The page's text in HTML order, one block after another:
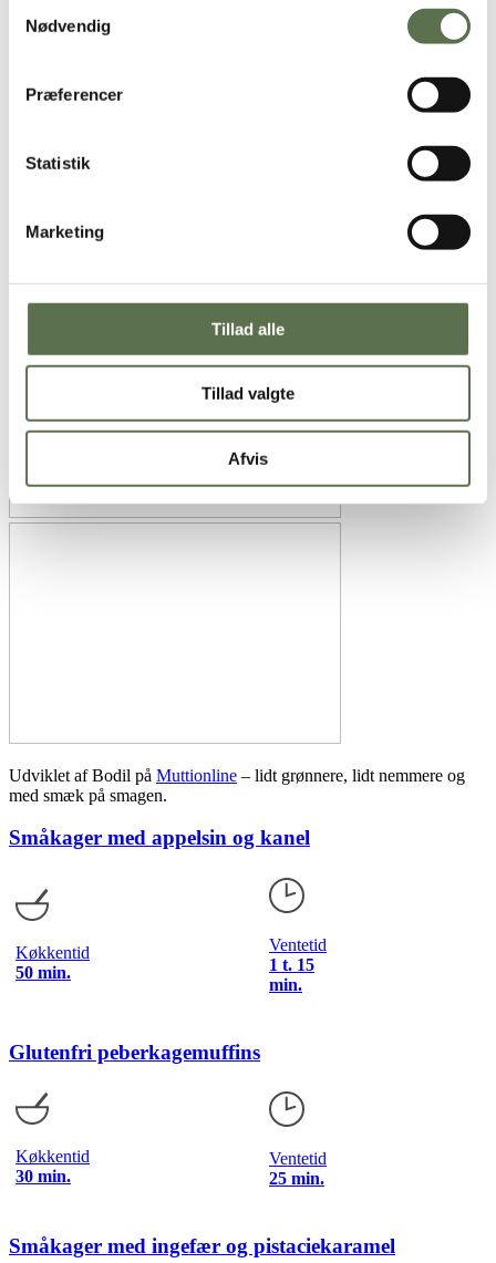
Nødvendig
Præferencer
Statistik
Marketing
Tillad alle
Tillad valgte
Afvis
Stil dejen til at hæve et par timer til dobbelt størrelse.
Når dejen er hævet til ca. dobbelt størrelse, ælter du igennem
Eller som på billedet.
Læg dem på en bageplade beklædt med bagepapir.
Lad dem hæve en halv times tid. Tænd ovnen på 180 grader
varmluft.
Pensl med æg, og bag den i en forvarnet ovn 10-15 minutter.
Server dem, med koldt smør – eller bare som de er (der ér jo
også ligesom en del smør i). De er allerbedst, når de er
Udviklet af Bodil på Muttionline – lidt grønnere, lidt nemmere og
med smæk på smagen.
Småkager med appelsin og kanel
Køkkentid
50 min.
Ventetid
1 t. 15
min.
Glutenfri peberkagemuffins
Køkkentid
30 min.
Ventetid
25 min.
Småkager med ingefær og pistaciekaramel